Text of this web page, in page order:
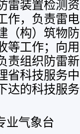
雷装置检测
作，负责雷
（构）筑物
等工作；向
责组织防雷
省科技服务
达的科技服
业气象台